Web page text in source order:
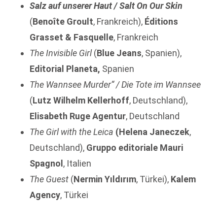
Salz auf unserer Haut/Salt On Our Skin
(Benoîte Groult, Frankreich), Éditions
Grasset & Fasquelle, Frankreich
The Invisible Girl(Blue Jeans, Spanien),
Editorial Planeta, Spanien
The Wannsee Murder“/Die Tote im Wannsee
(Lutz Wilhelm Kellerhoff, Deutschland),
Elisabeth Ruge Agentur, Deutschland
The Girl with the Leica (Helena Janeczek,
Deutschland), Gruppo editoriale Mauri
Spagnol , Italien
The Guest (Nermin Yıldırım, Türkei), Kalem
Agency, Türkei